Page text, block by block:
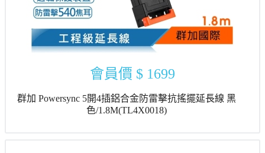
會員價 $ 1699
群加 Powersync 5開4插鋁合金防雷擊抗搖擺延長線 黑
色/1.8M(TL4X0018)